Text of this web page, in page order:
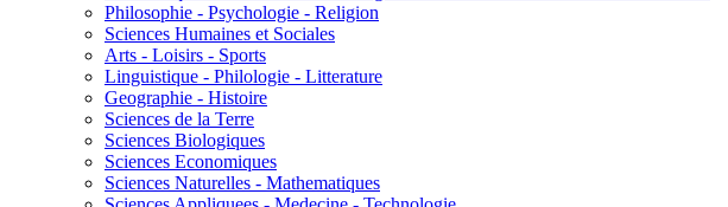
Philosophie - Psychologie - Religion
Sciences Humaines et Sociales
Arts - Loisirs - Sports
Linguistique - Philologie - Litterature
Geographie - Histoire
Sciences de la Terre
Sciences Biologiques
Sciences Economiques
Sciences Naturelles - Mathematiques